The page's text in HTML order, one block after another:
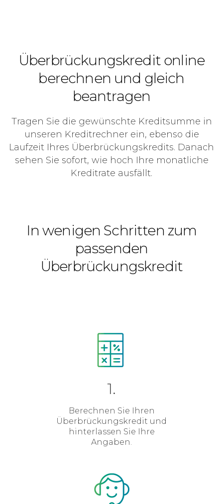
Überbrückungskredit online
berechnen und gleich
beantragen
Tragen Sie die gewünschte Kreditsumme in
unseren Kreditrechner ein, ebenso die
Laufzeit Ihres Überbrückungskredits. Danach
sehen Sie sofort, wie hoch Ihre monatliche
Kreditrate ausfällt.
In wenigen Schritten zum
passenden
Überbrückungskredit
1.
Berechnen Sie Ihren
Überbrückungskredit und
hinterlassen Sie Ihre
Angaben.